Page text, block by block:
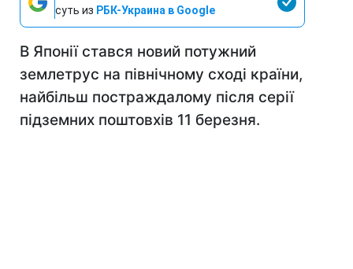
суть из РБК-Украина в Google
В Японії стався новий потужний
землетрус на північному сході країни,
найбільш постраждалому після серії
підземних поштовхів 11 березня.